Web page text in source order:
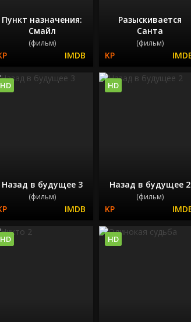
Пункт назначения:
Смайл
(фильм)
Разыскивается
Санта
(фильм)
Назад в будущее 3
(фильм)
HD
Назад в будущее 2
(фильм)
HD
HD HD